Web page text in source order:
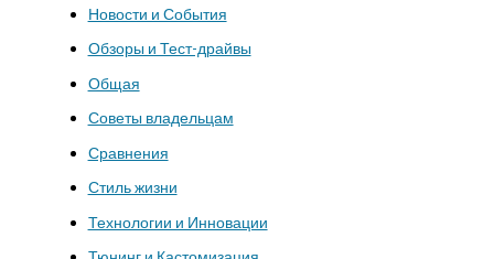
Новости и События
Обзоры и Тест-драйвы
Общая
Советы владельцам
Сравнения
Стиль жизни
Технологии и Инновации